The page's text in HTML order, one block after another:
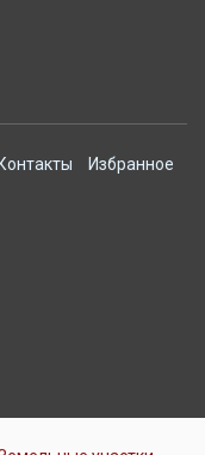
Контакты
Избранное